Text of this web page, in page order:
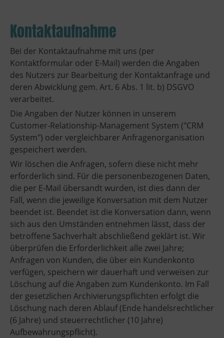
Kontaktaufnahme
Bei der Kontaktaufnahme mit uns (per
Kontaktformular oder E-Mail) werden die Angaben
des Nutzers zur Bearbeitung der Kontaktanfrage und
deren Abwicklung gem. Art. 6 Abs. 1 lit. b) DSGVO
verarbeitet.
Die Angaben der Nutzer können in unserem
Customer-Relationship-Management System ("CRM
System") oder vergleichbarer Anfragenorganisation
gespeichert werden.
Wir löschen die Anfragen, sofern diese nicht mehr
erforderlich sind. Für die personenbezogenen Daten,
die per E-Mail übersandt wurden, ist dies dann der
Fall, wenn die jeweilige Konversation mit dem Nutzer
beendet ist. Beendet ist die Konversation dann, wenn
sich aus den Umständen entnehmen lässt, dass der
betroffene Sachverhalt abschließend geklärt ist. Wir
überprüfen die Erforderlichkeit alle zwei Jahre;
Anfragen von Kunden, die über ein Kundenkonto
verfügen, speichern wir dauerhaft und verweisen zur
Löschung auf die Angaben zum Kundenkonto. Im Fall
der gesetzlichen Archivierungspflichten erfolgt die
Löschung nach deren Ablauf (Ende handelsrechtlicher
(6 Jahre) und steuerrechtlicher (10 Jahre)
Aufbewahrungspflicht).